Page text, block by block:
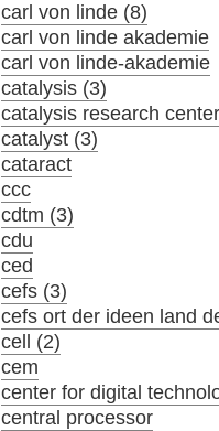
carl von linde (8)
carl von linde akademie
carl von linde-akademie
catalysis (3)
catalysis research
catalyst (3)
cataract
ccc
cdtm (3)
cdu
ced
cefs (3)
cefs ort der ideen land
cell (2)
cem
center for digital
central processor